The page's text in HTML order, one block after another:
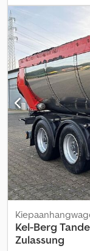
2.770 mm,
Luchtvering achter
Verdere informatie
Laadvermogen:
gemiddeld
gemiddeld Verdere
Voorbanden: 265/
keuring: 2025-12-16
Neem contact op
Kel-Berg
Zulassung